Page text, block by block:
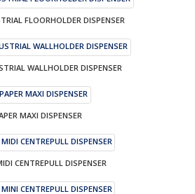
FLOORHOLDER DISPENSER
WALLHOLDER DISPENSER
MAXI DISPENSER
CENTREPULL DISPENSER